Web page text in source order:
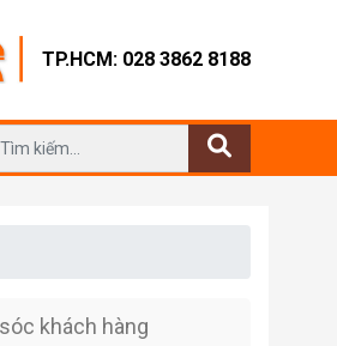
TP.HCM: 028 3862 8188
khách hàng